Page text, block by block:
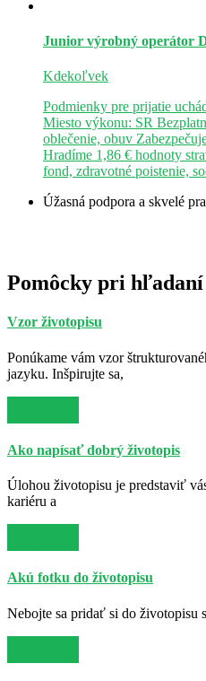
Junior výrobný operátor
Kdekoľvek
Podmienky pre prijatie
Miesto výkonu: SR
oblečenie, obuv
Hradíme 1,86 € hodnoty
fond, zdravotné poistenie,
Úžasná podpora a skvelé
Pomôcky pri hľadaní
Vzor životopisu
Ponúkame vám vzor
jazyku. Inšpirujte sa,
Ako napísať dobrý životopis
Úlohou životopisu je predstaviť
kariéru a
Akú fotku do životopisu
Nebojte sa pridať si do životopisu